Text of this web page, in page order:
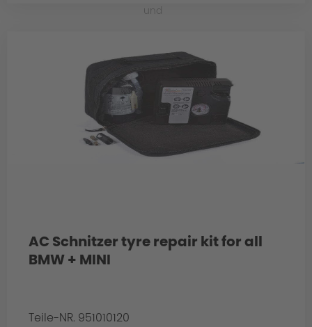
und
AC Schnitzer tyre repair kit for all
BMW + MINI
Teile-NR. 951010120